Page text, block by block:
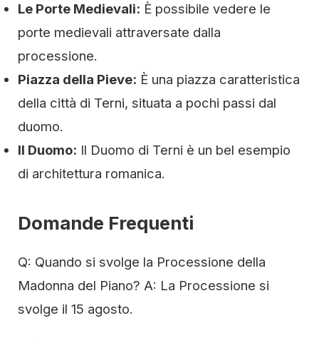
Le Porte Medievali: È possibile vedere le
porte medievali attraversate dalla
processione.
Piazza della Pieve: È una piazza caratteristica
della città di Terni, situata a pochi passi dal
duomo.
Il Duomo: Il Duomo di Terni è un bel esempio
di architettura romanica.
Domande Frequenti
Q: Quando si svolge la Processione della
Madonna del Piano? A: La Processione si
svolge il 15 agosto.